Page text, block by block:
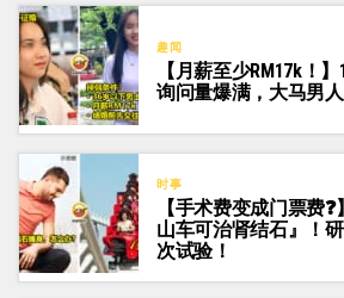
趣闻
【月薪至少RM17k！
询问量爆满，大马男
时事
【手术费变成门票费
山车可治肾结石』！
次试验！